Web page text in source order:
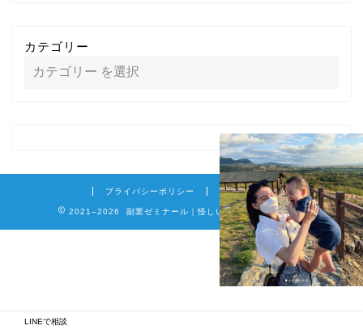
カテゴリー
プライバシーポリシー 免責事項
2021–2026 副業ゼミナール｜怪しい詐欺副業を徹底調査
LINEで相談